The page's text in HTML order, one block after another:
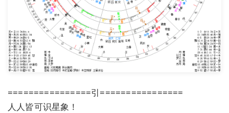
================引================
人人皆可识星象！